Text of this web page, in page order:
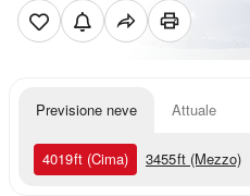
Previsione neve Attuale
4019ft (Cima) 3455ft (Mezzo)